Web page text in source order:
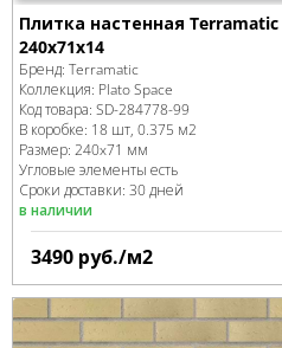
Плитка настенная Terramatic
240х71х14
Бренд: Terramatic
Коллекция: Plato Space
Код товара: SD-284778-99
В коробке: 18 шт, 0.375 м2
Размер: 240x71 мм
Угловые элементы есть
Сроки доставки: 30 дней
в наличии
3490 руб./м2